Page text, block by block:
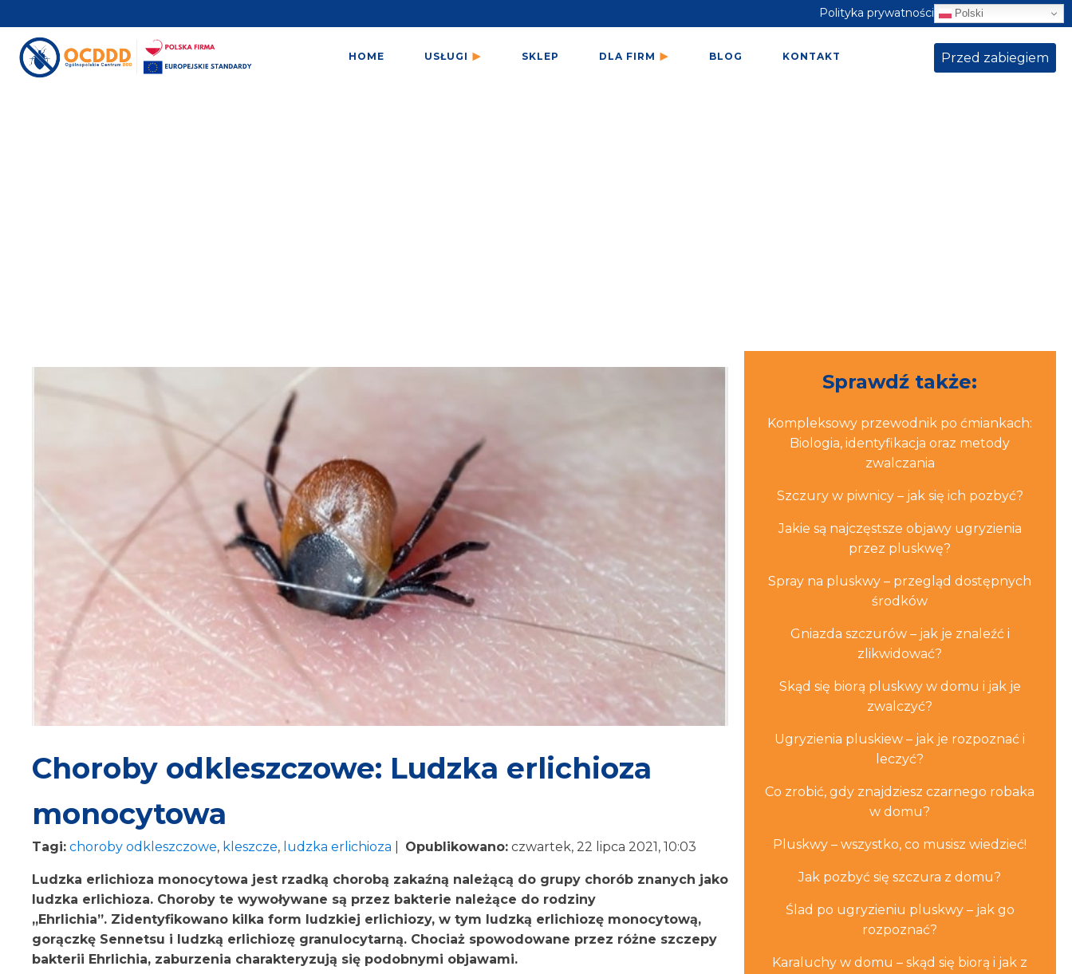
Polityka prywatności Polski
HOME USŁUGI SKLEP DLA FIRM BLOG KONTAKT Przed zabiegiem
Choroby odkleszczowe: Ludzka erlichioza
monocytowa
Tagi: choroby odkleszczowe, kleszcze, ludzka erlichioza Opublikowano: czwartek, 22 lipca 2021, 10:03
Ludzka erlichioza monocytowa jest rzadką chorobą zakaźną należącą do grupy chorób znanych jako
ludzka erlichioza. Choroby te wywoływane są przez bakterie należące do rodziny
„Ehrlichia”. Zidentyfikowano kilka form ludzkiej erlichiozy, w tym ludzką erlichiozę monocytową,
gorączkę Sennetsu i ludzką erlichiozę granulocytarną. Chociaż spowodowane przez różne szczepy
bakterii Ehrlichia, zaburzenia charakteryzują się podobnymi objawami.
Sprawdź także:
Kompleksowy przewodnik po ćmiankach:
Biologia, identyfikacja oraz metody
zwalczania
Szczury w piwnicy – jak się ich pozbyć?
Jakie są najczęstsze objawy ugryzienia
przez pluskwę?
Spray na pluskwy – przegląd dostępnych
środków
Gniazda szczurów – jak je znaleźć i
zlikwidować?
Skąd się biorą pluskwy w domu i jak je
zwalczyć?
Ugryzienia pluskiew – jak je rozpoznać i
leczyć?
Co zrobić, gdy znajdziesz czarnego robaka
w domu?
Pluskwy – wszystko, co musisz wiedzieć!
Jak pozbyć się szczura z domu?
Ślad po ugryzieniu pluskwy – jak go
rozpoznać?
Karaluchy w domu – skąd się biorą i jak z